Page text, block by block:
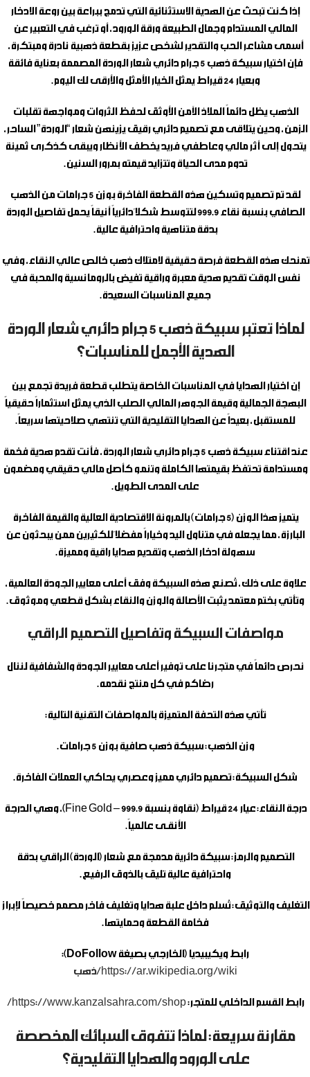
إذا كنت تبحث عن الهدية الاستثنائية التي تدمج ببراعة بين روعة الادخار
المالي المستدام وجمال الطبيعة ورقة الورود، أو ترغب في التعبير عن
أسمى مشاعر الحب والتقدير لشخص عزيز بقطعة ذهبية نادرة ومبتكرة،
فإن اختيار سبيكة ذهب 5 جرام دائري شعار الوردة
المصممة بعناية فائقة
وبعيار 24 قيراط يمثل الخيار الأمثل والأرقى لك اليوم.
الذهب يظل دائماً الملاذ الآمن الأوثق لحفظ الثروات ومواجهة تقلبات
الزمن، وحين يتلاقى مع تصميم دائري رقيق يزينهن شعار “الوردة” الساحر،
يتحول إلى أثر مالي وعاطفي فريد يخطف الأنظار ويبقى كذكرى ثمينة
تدوم مدى الحياة وتتزايد قيمته بمرور السنين.
لقد تم تصميم وتسكين هذه القطعة الفاخرة بوزن 5 جرامات من الذهب
الصافي بنسبة نقاء 999.9 لتتوسط شكلاً دائرياً أنيقاً يحمل تفاصيل الوردة
بدقة متناهية واحترافية عالية.
تمنحك هذه القطعة فرصة حقيقية لامتلاك ذهب خالص عالي النقاء، وفي
نفس الوقت تقديم هدية معبرة وراقية تفيض بالرومانسية والمحبة في
جميع المناسبات السعيدة.
لماذا تعتبر سبيكة ذهب 5 جرام دائري شعار الوردة
الهدية الأجمل للمناسبات؟
إن اختيار الهدايا في المناسبات الخاصة يتطلب قطعة فريدة تجمع بين
البهجة الجمالية وقيمة الجوهر المالي الصلب الذي يمثل استثماراً حقيقياً
للمستقبل، بعيداً عن الهدايا التقليدية التي تنتهي صلاحيتها سريعاً.
عند اقتناء سبيكة ذهب 5 جرام دائري شعار الوردة
، فأنت تقدم هدية فخمة
ومستدامة تحتفظ بقيمتها الكاملة وتنمو كأصل مالي حقيقي ومضمون
على المدى الطويل.
يتميز هذا الوزن (5 جرامات) بالمرونة الاقتصادية العالية والقيمة الفاخرة
البارزة، مما يجعله في متناول اليد وخياراً مفضلاً للكثيرين ممن يبحثون عن
سهولة ادخار الذهب وتقديم هدايا راقية ومميزة.
علاوة على ذلك، تُصنع هذه السبيكة وفق أعلى معايير الجودة العالمية،
وتأتي بختم معتمد يثبت الأصالة والوزن والنقاء بشكل قطعي وموثوق.
مواصفات السبيكة وتفاصيل التصميم الراقي
نحرص دائماً في متجرنا على توفير أعلى معايير الجودة والشفافية لننال
رضاكم في كل منتج نقدمه.
تأتي هذه التحفة المتميزة بالمواصفات التقنية التالية:
وزن الذهب:سبيكة ذهب صافية بوزن 5 جرامات.
شكل السبيكة:تصميم دائري مميز وعصري يحاكي العملات الفاخرة.
درجة النقاء:
عيار 24 قيراط (نقاوة بنسبة 999.9 – Fine Gold)، وهي الدرجة
الأنقـى عالمياً.
التصميم والرمز:سبيكة دائرية مدمجة مع شعار (الوردة) الراقي بدقة
واحترافية عالية تليق بالذوق الرفيع.
التغليف والتوثيق:تُسلم داخل علبة هدايا وتغليف فاخر مصمم خصيصاً لإبراز
فخامة القطعة وحمايتها.
رابط ويكيبيديا (الخارجي بصيغة DoFollow):
https://ar.wikipedia.org/wiki/ذهب
رابط القسم الداخلي للمتجر:https://www.kanzalsahra.com/shop/
مقارنة سريعة: لماذا تتفوق السبائك المخصصة
على الورود والهدايا التقليدية؟